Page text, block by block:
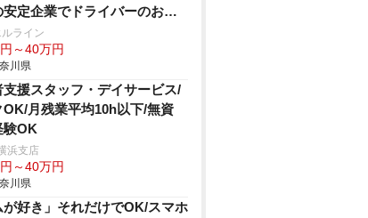
定企業でドライバーのお仕
ライン
～40万円
川県
支援スタッフ・デイサービス/
OK/月残業平均10h以下/無資
験OK
浜支店
～40万円
川県
が好き」それだけでOK/スマホ